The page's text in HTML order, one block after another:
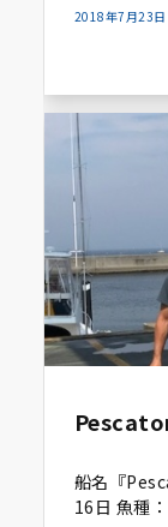
2018年7月23日
船名『
16日 魚種